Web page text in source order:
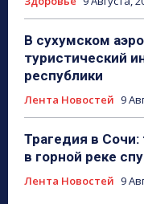
В сухумском
туристический
республики
Лента Новостей 9
Трагедия в
в горной реке
Лента Новостей 9